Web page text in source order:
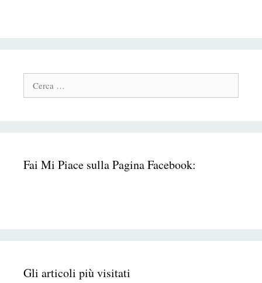
Fai Mi Piace sulla Pagina Facebook:
Gli articoli più visitati